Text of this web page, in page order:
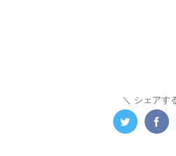
シェアす